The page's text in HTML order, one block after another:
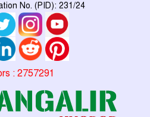
No. (PID): 231/24
: 2757291